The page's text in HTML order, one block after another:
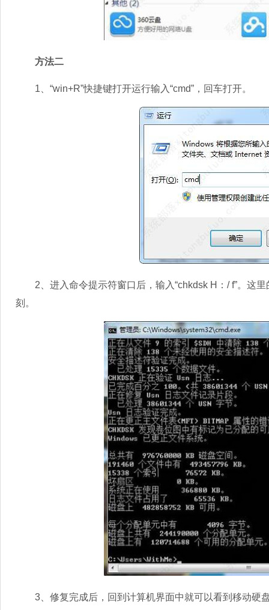
方法二
1、“win+R”快捷键打开运行输入“cmd”，回车打开。
2、进入命令提示符窗口后，输入“chkdsk H：/ f”。这里
刻。
3、修复完成后，回到计算机界面中就可以看到移动硬